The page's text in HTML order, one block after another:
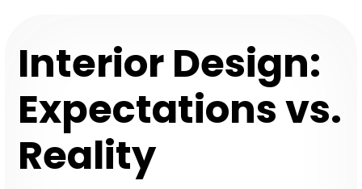
Interior Design:
Expectations vs.
Reality